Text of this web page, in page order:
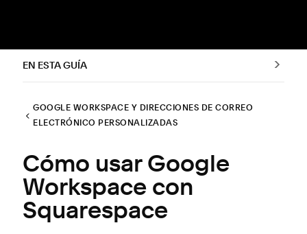
EN ESTA GUÍA
GOOGLE WORKSPACE Y DIRECCIONES DE CORREO
ELECTRÓNICO PERSONALIZADAS
Cómo usar Google
Workspace con
Squarespace